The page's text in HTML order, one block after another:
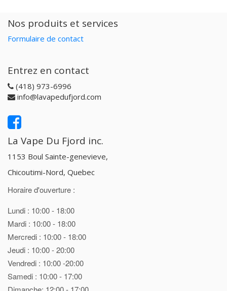
Nos produits et services
Formulaire de contact
Entrez en contact
(418) 973-6996
info@lavapedufjord.com
La Vape Du Fjord inc.
1153 Boul Sainte-genevieve,
Chicoutimi-Nord, Quebec
Horaire d'ouverture :
Lundi : 10:00 - 18:00
Mardi : 10:00 - 18:00
Mercredi : 10:00 - 18:00
Jeudi : 10:00 - 20:00
Vendredi : 10:00 -20:00
Samedi : 10:00 - 17:00